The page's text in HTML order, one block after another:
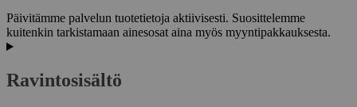
Päivitämme palvelun tuotetietoja aktiivisesti. Suosittelemme
kuitenkin tarkistamaan ainesosat aina myös myyntipakkauksesta.
Ravintosisältö